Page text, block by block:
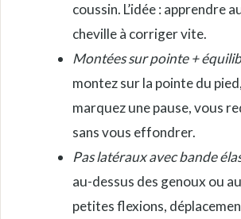
coussin. L’idée : apprendre
cheville à corriger vite.
Montées sur pointe +
montez sur la pointe du
marquez une pause, vous
sans vous effondrer.
Pas latéraux avec bande
au-dessus des genoux ou
petites flexions,